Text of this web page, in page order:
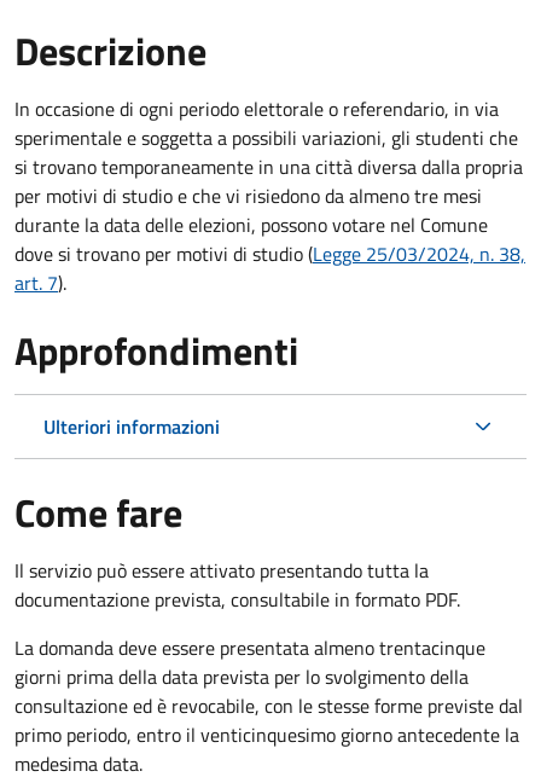
Descrizione
In occasione di ogni periodo elettorale o referendario, in via
sperimentale e soggetta a possibili variazioni, gli studenti che
si trovano temporaneamente in una città diversa dalla propria
per motivi di studio e che vi risiedono da almeno tre mesi
durante la data delle elezioni, possono votare nel Comune
dove si trovano per motivi di studio (Legge 25/03/2024, n. 38,
art. 7).
Approfondimenti
Ulteriori informazioni
Come fare
Il servizio può essere attivato presentando tutta la
documentazione prevista, consultabile in formato PDF.
La domanda deve essere presentata almeno trentacinque
giorni prima della data prevista per lo svolgimento della
consultazioneed è revocabile, con le stesse forme previste dal
primo periodo, entro il venticinquesimo giorno antecedente la
medesima data.